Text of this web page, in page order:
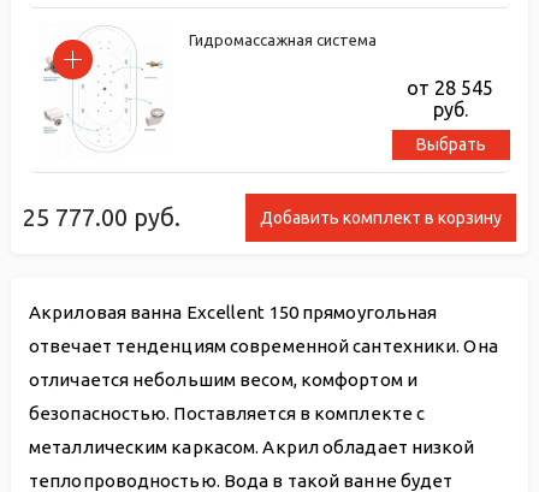
25 777.00 руб. Добавить комплект в корзину
Гидромассажная система
от 28 545
руб.
Выбрать
Акриловая ванна Excellent 150 прямоугольная
отвечает тенденциям современной сантехники. Она
отличается небольшим весом, комфортом и
безопасностью. Поставляется в комплекте с
металлическим каркасом. Акрил обладает низкой
теплопроводностью. Вода в такой ванне будет